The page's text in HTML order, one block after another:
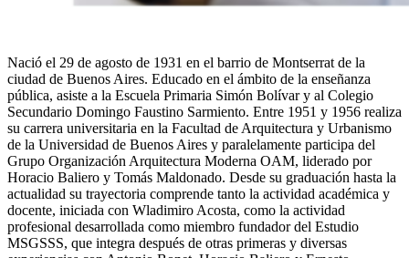
Nació el 29 de agosto de 1931 en el barrio de Montserrat de la
ciudad de Buenos Aires. Educado en el ámbito de la enseñanza
pública, asiste a la Escuela Primaria Simón Bolívar y al Colegio
Secundario Domingo Faustino Sarmiento. Entre 1951 y 1956 realiza
su carrera universitaria en la Facultad de Arquitectura y Urbanismo
de la Universidad de Buenos Aires y paralelamente participa del
Grupo Organización Arquitectura Moderna OAM, liderado por
Horacio Baliero y Tomás Maldonado. Desde su graduación hasta la
actualidad su trayectoria comprende tanto la actividad académica y
docente, iniciada con Wladimiro Acosta, como la actividad
profesional desarrollada como miembro fundador del Estudio
MSGSSS, que integra después de otras primeras y diversas